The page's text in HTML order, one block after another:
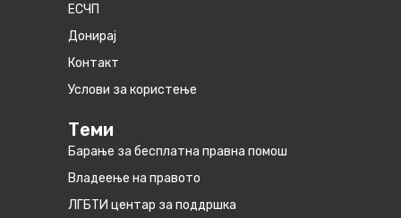
ЕСЧП
Донирај
Контакт
Услови за користење
Теми
Барање за бесплатна правна помош
Владеење на правото
ЛГБТИ центар за поддршка